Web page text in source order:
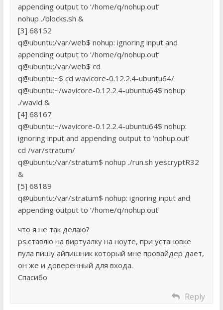
appending output to ‘/home/q/nohup.out’
nohup ./blocks.sh &
[3] 68152
q@ubuntu:/var/web$ nohup: ignoring input and
appending output to ‘/home/q/nohup.out’
q@ubuntu:/var/web$ cd
q@ubuntu:~$ cd wavicore-0.12.2.4-ubuntu64/
q@ubuntu:~/wavicore-0.12.2.4-ubuntu64$ nohup
./wavid &
[4] 68167
q@ubuntu:~/wavicore-0.12.2.4-ubuntu64$ nohup:
ignoring input and appending output to ‘nohup.out’
cd /var/stratum/
q@ubuntu:/var/stratum$ nohup ./run.sh yescryptR32
&
[5] 68189
q@ubuntu:/var/stratum$ nohup: ignoring input and
appending output to ‘/home/q/nohup.out’
что я не так делаю?
ps.ставлю на виртуалку на ноуте, при установке
пула пишу айпишник который мне провайдер дает,
он же и доверенный для входа.
Спасибо
Reply